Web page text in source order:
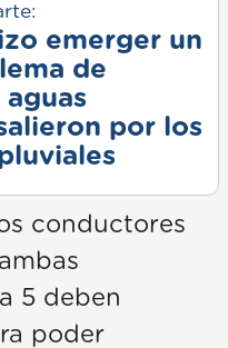
emerger un
de
aguas
por los
conductores
5 deben
poder